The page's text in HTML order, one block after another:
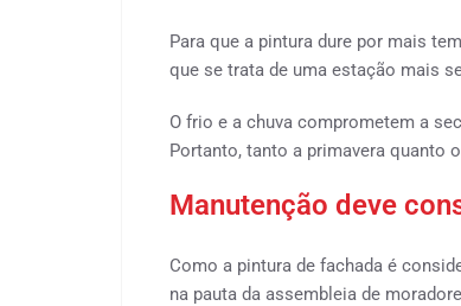
Para que a pintura dure por mais
que se trata de uma estação mais
O frio e a chuva comprometem a
Portanto, tanto a primavera quanto
Manutenção deve
Como a pintura de fachada é
na pauta da assembleia de